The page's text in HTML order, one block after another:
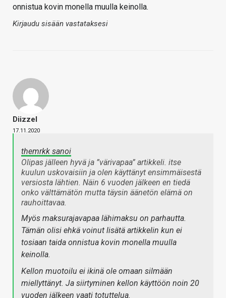
onnistua kovin monella muulla keinolla.
Kirjaudu sisään vastataksesi
Diizzel
17.11.2020
themrkk sanoi
Olipas jälleen hyvä ja ”värivapaa” artikkeli. itse
kuulun uskovaisiin ja olen käyttänyt ensimmäisestä
versiosta lähtien. Näin 6 vuoden jälkeen en tiedä
onko välttämätön mutta täysin äänetön elämä on
rauhoittavaa.
Myös maksurajavapaa lähimaksu on parhautta.
Tämän olisi ehkä voinut lisätä artikkelin kun ei
tosiaan taida onnistua kovin monella muulla
keinolla.
Kellon muotoilu ei ikinä ole omaan silmään
miellyttänyt. Ja siirtyminen kellon käyttöön noin 20
vuoden jälkeen vaati totuttelua.